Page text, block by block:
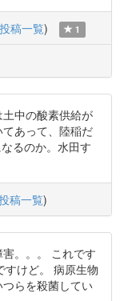
投稿一覧) 1
中の酸素供給が
あって、陸稲だ
るのか。水田す
稿一覧)
。。。 これです
すけど。 病原生物
らを殺菌してい